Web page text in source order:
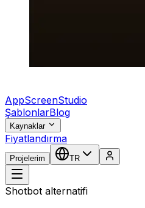
AppScreenStudio
ŞablonlarBlog
Kaynaklar
Fiyatlandırma
Projelerim TR
Shotbot alternatifi